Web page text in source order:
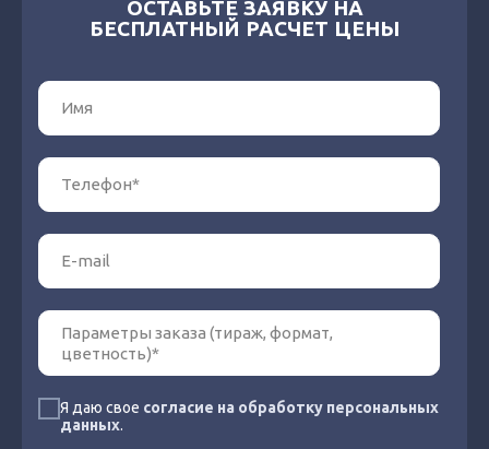
Я даю свое согласие на обработку персональных
данных.
ОСТАВЬТЕ ЗАЯВКУ НА
БЕСПЛАТНЫЙ РАСЧЕТ ЦЕНЫ